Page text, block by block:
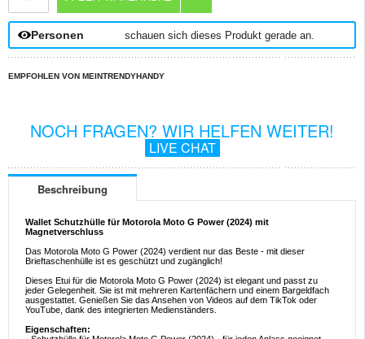
Personen schauen sich dieses Produkt gerade an.
EMPFOHLEN VON MEINTRENDYHANDY
NOCH FRAGEN? WIR HELFEN WEITER!
LIVE CHAT
Beschreibung
Wallet Schutzhülle für Motorola Moto G Power (2024) mit
Magnetverschluss
Das Motorola Moto G Power (2024) verdient nur das Beste - mit dieser
Brieftaschenhülle ist es geschützt und zugänglich!
Dieses Etui für die Motorola Moto G Power (2024) ist elegant und passt zu
jeder Gelegenheit. Sie ist mit mehreren Kartenfächern und einem Bargeldfach
ausgestattet. Genießen Sie das Ansehen von Videos auf dem TikTok oder
YouTube, dank des integrierten Medienständers.
Eigenschaften: